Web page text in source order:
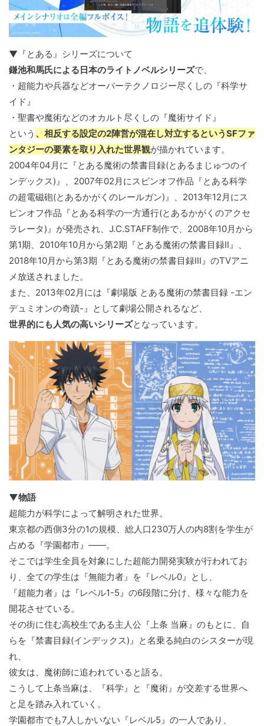
▼『とある』シリーズについて
鎌池和馬氏による日本のライトノベルシリーズで、
・超能力や兵器などオーバーテクノロジー尽くしの『科学サ
イド』
・聖書や魔術などのオカルト尽くしの『魔術サイド』
という 、相反する設定の2陣営が混在し対立するというSFファ
ンタジーの要素を取り入れた世界観が描かれています。
2004年04月に『とある魔術の禁書目録(とあるまじゅつのイ
ンデックス)』、2007年02月にスピンオフ作品『とある科学
の超電磁砲(とあるかがくのレールガン)』、2013年12月にス
ピンオフ作品『とある科学の一方通行(とあるかがくのアクセ
ラレータ)』が発売され、J.C.STAFF制作で、2008年10月から
第1期、2010年10月から第2期『とある魔術の禁書目録II』、
2018年10月から第3期『とある魔術の禁書目録III』のTVアニ
メ放送されました。
また、2013年02月には『劇場版 とある魔術の禁書目録 -エン
デュミオンの奇蹟-』として劇場公開されるなど、
世界的にも人気の高いシリーズとなっています。
▼物語
超能力が科学によって解明された世界。
東京都の西側3分の1の規模、総人口230万人の内8割を学生が
占める『学園都市』――。
そこでは学生全員を対象にした超能力開発実験が行われてお
り、全ての学生は『無能力者』を『レベル0』とし、
『超能力者』は『レベル1-5』の6段階に分け、様々な能力を
開花させている。
その街に住む高校生である主人公『上条 当麻』のもとに、自
らを『禁書目録(インデックス)』と名乗る純白のシスターが現
れ、
彼女は、魔術師に追われていると語る。
こうして上条当麻は、『科学』と『魔術』が交差する世界へ
と足を踏み入れていく。
学園都市でも7人しかいない『レベル5』の一人であり、